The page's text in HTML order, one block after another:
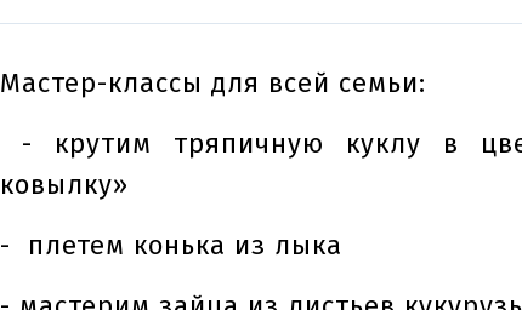
Мастер-классы для всей семьи:
- крутим тряпичную куклу в
ковылку»
- плетем конька из лыка